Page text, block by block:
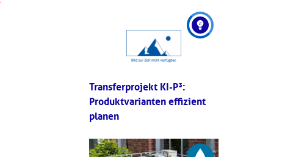
Transferprojekt KI-P³:
Produktvarianten effizient
planen